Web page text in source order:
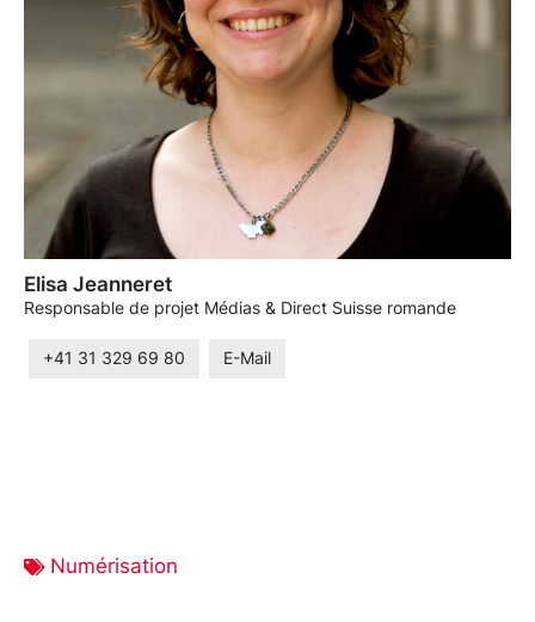
Elisa Jeanneret
Responsable de projet Médias & Direct Suisse romande
+41 31 329 69 80 E-Mail
Numérisation